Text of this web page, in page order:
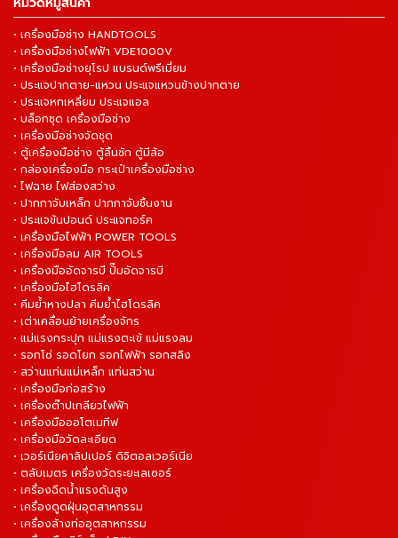
• เครื่องมือช่าง HANDTOOLS
• เครื่องมือช่างไฟฟ้า VDE1000V
• เครื่องมือช่างยุโรป แบรนด์พรีเมี่ยม
• ประแจปากตาย-แหวน ประแจแหวนข้างปากตาย
• ประแจหกเหลี่ยม ประแจแอล
• บล็อกชุด เครื่องมือช่าง
• เครื่องมือช่างจัดชุด
• ตู้เครื่องมือช่าง ตู้ลิ้นชัก ตู้มีล้อ
• กล่องเครื่องมือ กระเป๋าเครื่องมือช่าง
• ไฟฉาย ไฟส่องสว่าง
• ปากกาจับเหล็ก ปากกาจับชิ้นงาน
• ประแจขันปอนด์ ประแจทอร์ค
• เครื่องมือไฟฟ้า POWER TOOLS
• เครื่องมือลม AIR TOOLS
• เครื่องมืออัดจารบี ปั๊มอัดจารบี
• เครื่องมือไฮโดรลิค
• คีมย้ำหางปลา คีมย้ำไฮโดรลิค
• เต่าเคลื่อนย้ายเครื่องจักร
• แม่แรงกระปุก แม่แรงตะเข้ แม่แรงลม
• รอกโซ่ รอดโยก รอกไฟฟ้า รอกสลิง
• สว่านแท่นแม่เหล็ก แท่นสว่าน
• เครื่องมือก่อสร้าง
• เครื่องต๊าปเกลียวไฟฟ้า
• เครื่องมือออโตเมทีฟ
• เครื่องมือวัดละเอียด
• เวอร์เนียคาลิปเปอร์ ดิจิตอลเวอร์เนีย
• ตลับเมตร เครื่องวัดระยะเลเซอร์
• เครื่องฉีดน้ำแรงดันสูง
• เครื่องดูดฝุ่นอุตสาหกรรม
• เครื่องล้างท่ออุตสาหกรรม